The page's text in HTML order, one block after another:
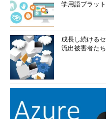
学用語プラッ
成長し続ける
流出被害者た